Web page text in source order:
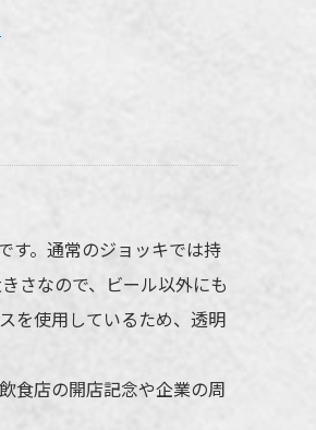
印刷
飲み口から約10mm）
ラー24色より1色選択
す。通常のジョッキでは持
さなので、ビール以外にも
を使用しているため、透明
食店の開店記念や企業の周